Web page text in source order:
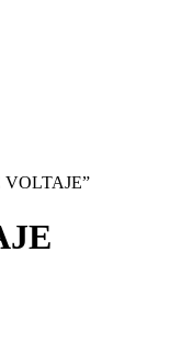
VOLTAJE”